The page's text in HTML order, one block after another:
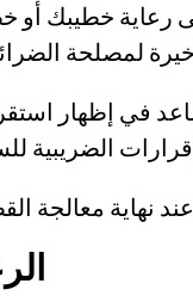
رعاية خطيبك أو
في إظهار